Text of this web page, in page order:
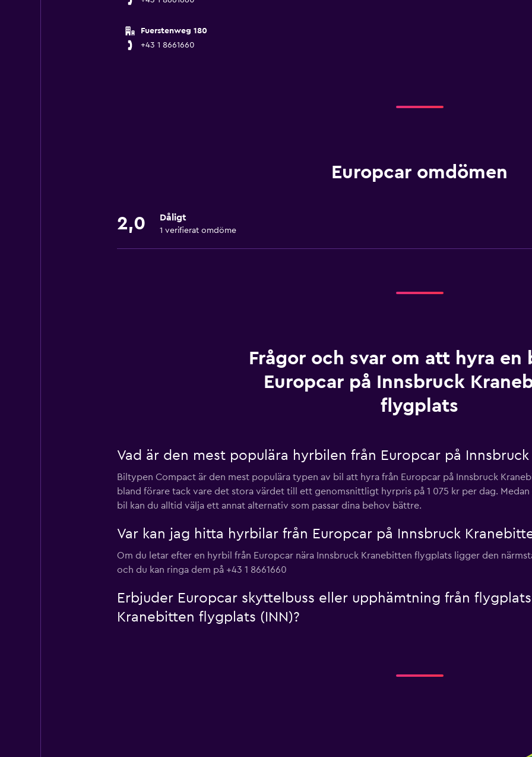
Fuerstenweg 180
+43 1 8661660
Europcar omdömen
2,0 Dåligt
1 verifierat omdöme
Frågor och svar om att hyra en
Europcar på Innsbruck
flygplats
Vad är den mest populära hyrbilen från Europcar på
Biltypen Compact är den mest populära typen av bil att hyra från Europcar på Innsbruck
bland förare tack vare det stora värdet till ett genomsnittligt hyrpris på 1 075 kr per dag.
bil kan du alltid välja ett annat alternativ som passar dina behov bättre.
Var kan jag hitta hyrbilar från Europcar på Innsbruck
Om du letar efter en hyrbil från Europcar nära Innsbruck Kranebitten flygplats ligger den
och du kan ringa dem på +43 1 8661660
Erbjuder Europcar skyttelbuss eller upphämtning från
Kranebitten flygplats (INN)?